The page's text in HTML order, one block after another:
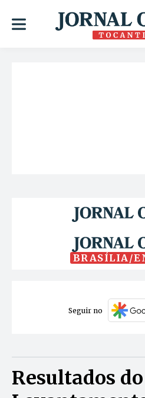
BRASÍLIA/
Seguir no
Resultados